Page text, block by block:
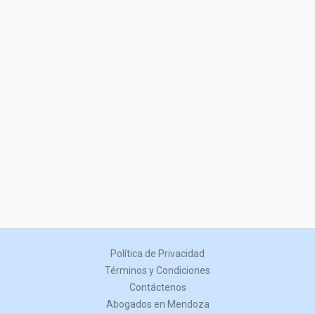
Política de Privacidad
Términos y Condiciones
Contáctenos
Abogados en Mendoza